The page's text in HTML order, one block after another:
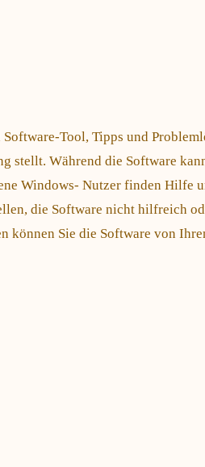
Tool, Tipps und
stellt. Während die Software
Windows- Nutzer finden Hilfe
die Software nicht hilfreich
können Sie die Software von